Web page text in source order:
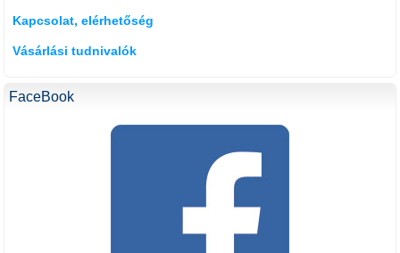
Kapcsolat, elérhetőség
Vásárlási tudnivalók
FaceBook